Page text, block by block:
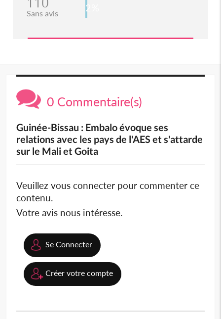
Sans avis 2%
0 Commentaire(s)
Guinée-Bissau : Embalo évoque ses
relations avec les pays de l'AES et s'attarde
sur le Mali et Goita
Veuillez vous connecter pour commenter ce
contenu.
Votre avis nous intéresse.
Se Connecter
Créer votre compte